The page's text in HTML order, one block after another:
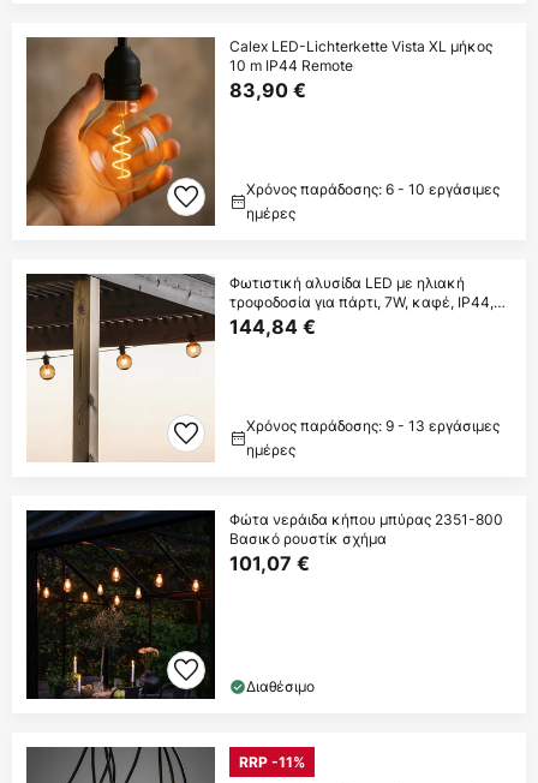
Calex LED-Lichterkette Vista XL μήκος
10 m IP44 Remote
83,90 €
Χρόνος παράδοσης: 6 - 10 εργάσιμες
ημέρες
Φωτιστική αλυσίδα LED με ηλιακή
τροφοδοσία για πάρτι, 7W, καφέ, IP44,
1800K
144,84 €
Χρόνος παράδοσης: 9 - 13 εργάσιμες
ημέρες
Φώτα νεράιδα κήπου μπύρας 2351-800
Βασικό ρουστίκ σχήμα
101,07 €
Διαθέσιμο
RRP -11%